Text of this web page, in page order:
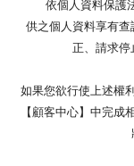
依個人資料保護法
供之個人資料享有
正、請求停
如果您欲行使上述權
【顧客中心】中完